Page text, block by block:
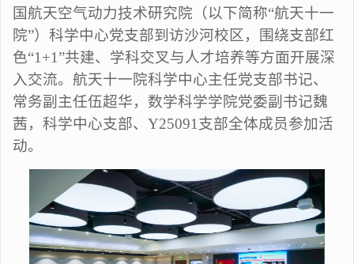
国航天空气动力技术研究院（以下简称“航天十一
院”）科学中心党支部到访沙河校区，围绕支部红
色“1+1”共建、学科交叉与人才培养等方面开展深
入交流。航天十一院科学中心主任党支部书记、
常务副主任伍超华，数学科学学院党委副书记魏
茜，科学中心支部、Y25091支部全体成员参加活
动。